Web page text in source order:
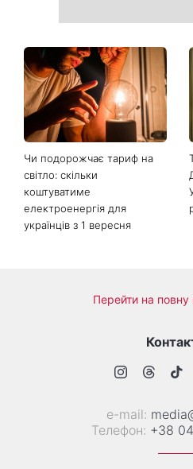
Коли найвдаліший день для
стрижки: місячний
календар на тиждень з 10
по 16 серпня